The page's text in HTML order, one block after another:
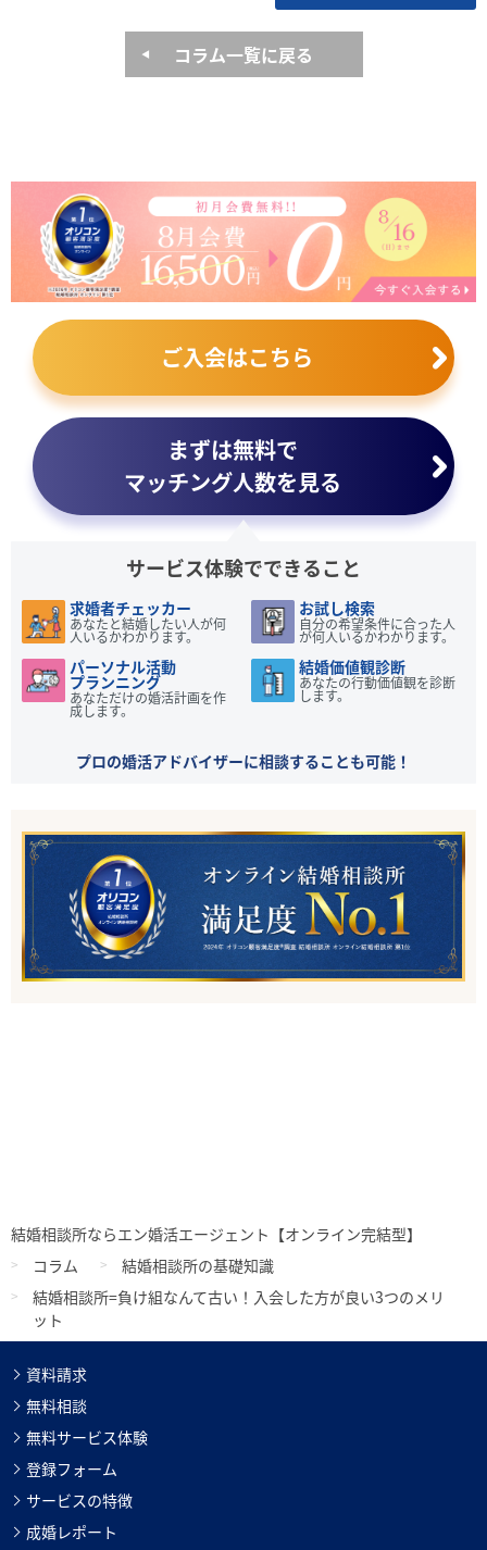
コラム一覧に戻る
まずは無料で
マッチング人数を見る
ご入会はこちら
サービス体験でできること
求婚者チェッカー
あなたと結婚したい人が何
人いるかわかります。
お試し検索
自分の希望条件に合った人
が何人いるかわかります。
パーソナル活動
プランニング
あなただけの婚活計画を作
成します。
結婚価値観診断
あなたの行動価値観を診断
します。
プロの婚活アドバイザーに相談することも可能！
結婚相談所ならエン婚活エージェント【オンライン完結型】
コラム
結婚相談所の基礎知識
結婚相談所=負け組なんて古い！入会した方が良い3つのメリ
ット
資料請求
無料相談
無料サービス体験
登録フォーム
サービスの特徴
成婚レポート